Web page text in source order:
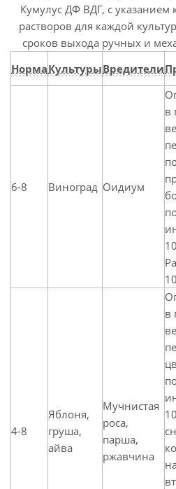
Кумулус ДФ ВДГ, с указанием
растворов для каждой
сроков выхода ручных и
НормаКультурыВредители
6-8 Виноград Оидиум
в
4-8
Яблоня,
груша,
айва
Мучнистая
роса,
парша,
ржавчина
в